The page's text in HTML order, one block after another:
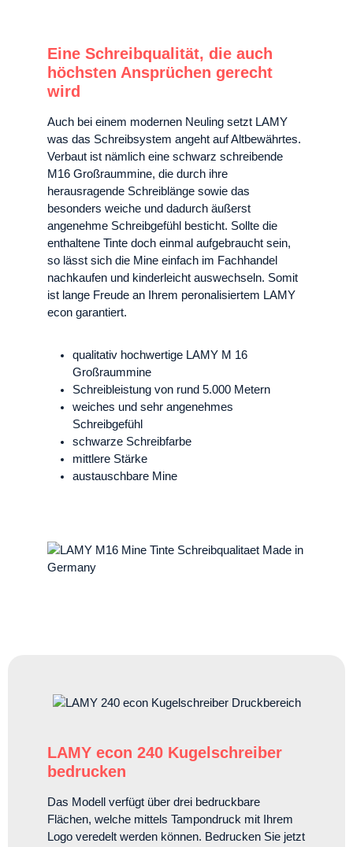
Eine Schreibqualität, die auch
höchsten Ansprüchen gerecht
wird
Auch bei einem modernen Neuling setzt LAMY
was das Schreibsystem angeht auf Altbewährtes.
Verbaut ist nämlich eine schwarz schreibende
M16 Großraummine, die durch ihre
herausragende Schreiblänge sowie das
besonders weiche und dadurch äußerst
angenehme Schreibgefühl besticht. Sollte die
enthaltene Tinte doch einmal aufgebraucht sein,
so lässt sich die Mine einfach im Fachhandel
nachkaufen und kinderleicht auswechseln. Somit
ist lange Freude an Ihrem peronalisiertem LAMY
econ garantiert.
qualitativ hochwertige LAMY M 16
Großraummine
Schreibleistung von rund 5.000 Metern
weiches und sehr angenehmes
Schreibgefühl
schwarze Schreibfarbe
mittlere Stärke
austauschbare Mine
LAMY econ 240 Kugelschreiber
bedrucken
Das Modell verfügt über drei bedruckbare
Flächen, welche mittels Tampondruck mit Ihrem
Logo veredelt werden können. Bedrucken Sie jetzt